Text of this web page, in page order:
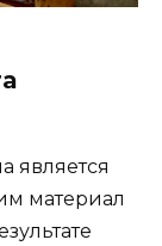
является
материал